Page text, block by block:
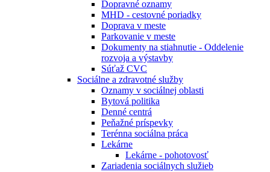
Dopravné oznamy
MHD - cestovné poriadky
Doprava v meste
Parkovanie v meste
Dokumenty na stiahnutie - Oddelenie
rozvoja a výstavby
Súťaž CVC
Sociálne a zdravotné služby
Oznamy v sociálnej oblasti
Bytová politika
Denné centrá
Peňažné príspevky
Terénna sociálna práca
Lekárne
Lekárne - pohotovosť
Zariadenia sociálnych služieb